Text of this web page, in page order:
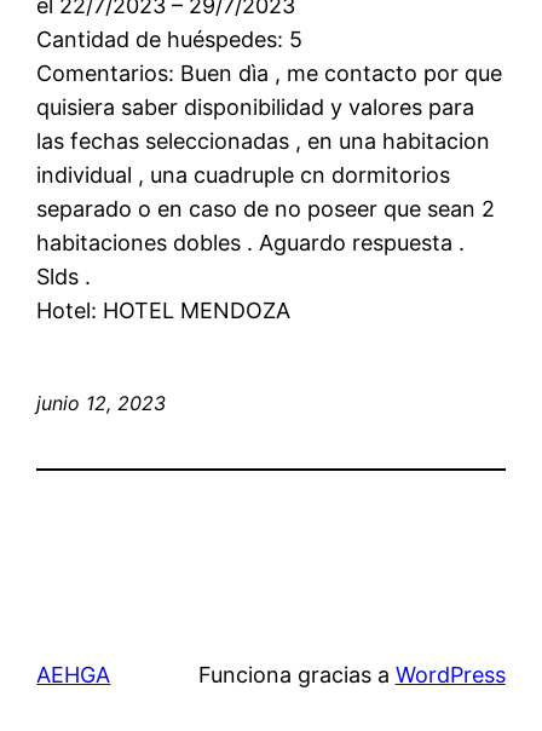
el 22/7/2023 – 29/7/2023
Cantidad de huéspedes: 5
Comentarios: Buen dìa , me contacto por que
quisiera saber disponibilidad y valores para
las fechas seleccionadas , en una habitacion
individual , una cuadruple cn dormitorios
separado o en caso de no poseer que sean 2
habitaciones dobles . Aguardo respuesta .
Slds .
Hotel: HOTEL MENDOZA
junio 12, 2023
AEHGA Funciona gracias a WordPress